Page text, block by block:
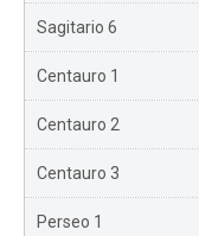
Sagitario 6
Centauro 1
Centauro 2
Centauro 3
Perseo 1